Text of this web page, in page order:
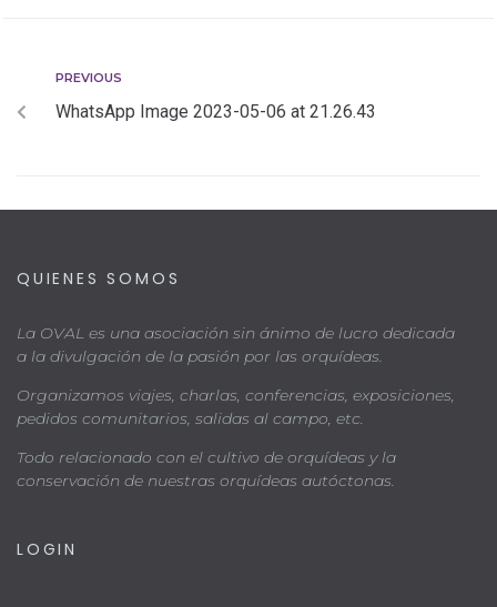
PREVIOUS
WhatsApp Image 2023-05-06 at 21.26.43
QUIENES SOMOS
La OVAL es una asociación sin ánimo de lucro dedicada
a la divulgación de la pasión por las orquídeas.
Organizamos viajes, charlas, conferencias, exposiciones,
pedidos comunitarios, salidas al campo, etc.
Todo relacionado con el cultivo de orquídeas y la
conservación de nuestras orquídeas autóctonas.
LOGIN